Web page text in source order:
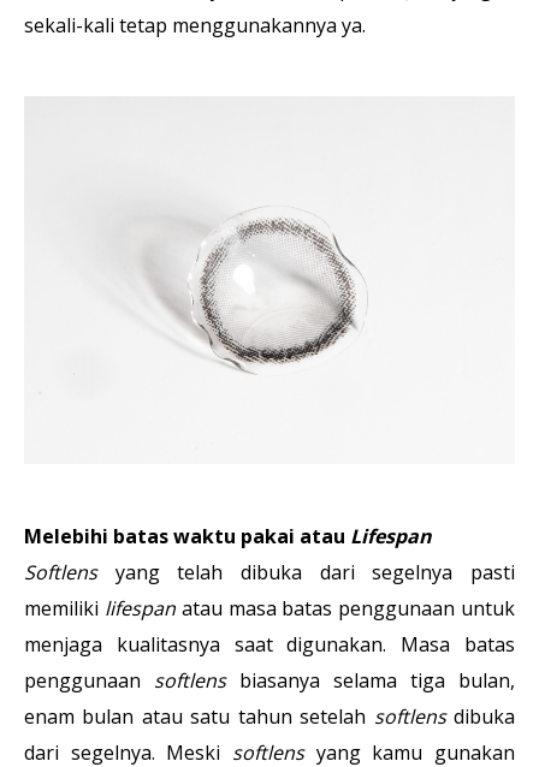
sekali-kali tetap menggunakannya ya.
Melebihi batas waktu pakai atau Lifespan
Softlens yang telah dibuka dari segelnya pasti
memiliki lifespan atau masa batas penggunaan untuk
menjaga kualitasnya saat digunakan. Masa batas
penggunaan softlens biasanya selama tiga bulan,
enam bulan atau satu tahun setelah softlensdibuka
dari segelnya. Meski softlens yang kamu gunakan